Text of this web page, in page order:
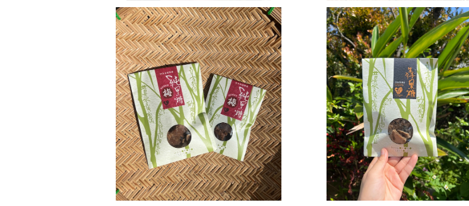
純黒糖 梅入り 小(50g)
¥300
純黒糖 生姜入り 大(100g)
¥600